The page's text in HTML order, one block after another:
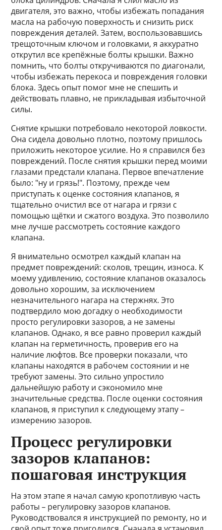
двигателя, это важно, чтобы избежать попадания
масла на рабочую поверхность и снизить риск
повреждения деталей. Затем, воспользовавшись
трещоточным ключом и головками, я аккуратно
открутил все крепёжные болты крышки. Важно
помнить, что болты откручиваются по диагонали,
чтобы избежать перекоса и повреждения головки
блока. Здесь опыт помог мне не спешить и
действовать плавно, не прикладывая избыточной
силы.
Снятие крышки потребовало некоторой ловкости.
Она сидела довольно плотно, поэтому пришлось
приложить некоторое усилие. Но я справился без
повреждений. После снятия крышки перед моими
глазами предстали клапана. Первое впечатление
было: "ну и грязь!". Поэтому, прежде чем
приступать к оценке состояния клапанов, я
тщательно очистил все от нагара и грязи с
помощью щётки и сжатого воздуха. Это позволило
мне лучше рассмотреть состояние каждого
клапана.
Я внимательно осмотрел каждый клапан на
предмет повреждений: сколов, трещин, износа. К
моему удивлению, состояние клапанов оказалось
довольно хорошим, за исключением
незначительного нагара на стержнях. Это
подтвердило мою догадку о необходимости
просто регулировки зазоров, а не замены
клапанов. Однако, я все равно проверил каждый
клапан на герметичность, проверив его на
наличие люфтов. Все проверки показали, что
клапаны находятся в рабочем состоянии и не
требуют замены. Это сильно упростило
дальнейшую работу и сэкономило мне
значительные средства. После оценки состояния
клапанов, я приступил к следующему этапу –
измерению зазоров.
Процесс регулировки
зазоров клапанов:
пошаговая инструкция
На этом этапе я начал самую кропотливую часть
работы – регулировку зазоров клапанов.
Руководствовался я инструкцией по ремонту, но и